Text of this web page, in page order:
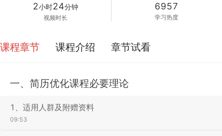
2小时24分钟
视频时长
6957
学习热度
课程章节 课程介绍 章节试看
一、简历优化课程必要理论
1、适用人群及附赠资料
09:53